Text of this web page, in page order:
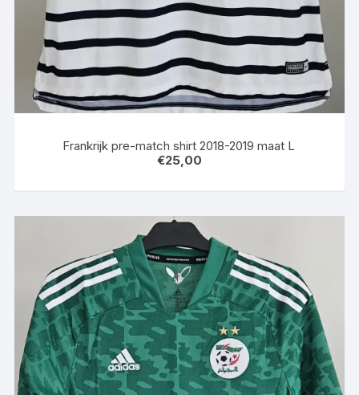
Frankrijk pre-match shirt 2018-2019 maat L
€25,00